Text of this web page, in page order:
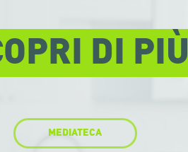
DI PIÙ
MEDIATECA